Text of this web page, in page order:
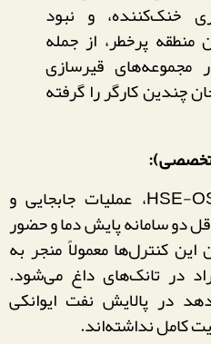
خنک‌کننده، و نبود
منطقه پرخطر، از جمله
مجموعه‌های قیرسازی
چندین کارگر را گرفته
تخصصی):
بر پایه استانداردهای HSE-OSHA، عملیات جابجایی و
دو سامانه پایش دما و حضور
این کنترل‌ها معمولاً منجر به
در تانک‌های داغ می‌شود.
در پالایش نفت ایوانکی
کامل نداشته‌اند.